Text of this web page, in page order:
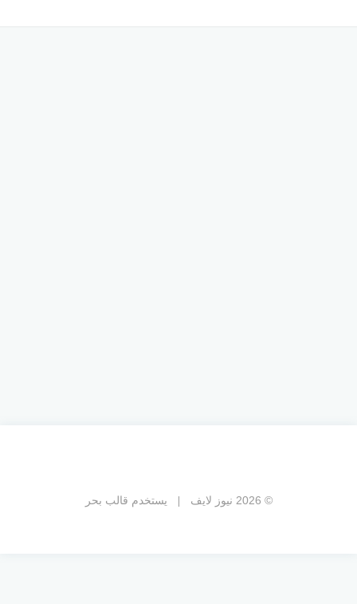
© 2026 نيوز لايف يستخدم قالب بحر